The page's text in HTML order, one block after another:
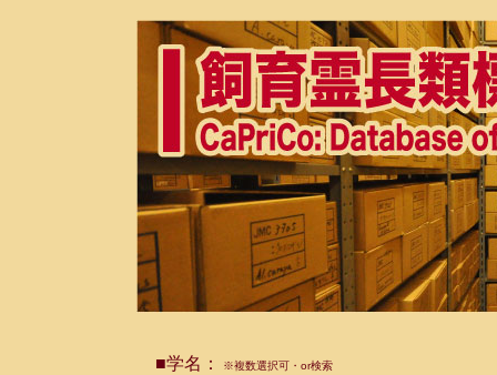
■学名： ※複数選択可・or検索